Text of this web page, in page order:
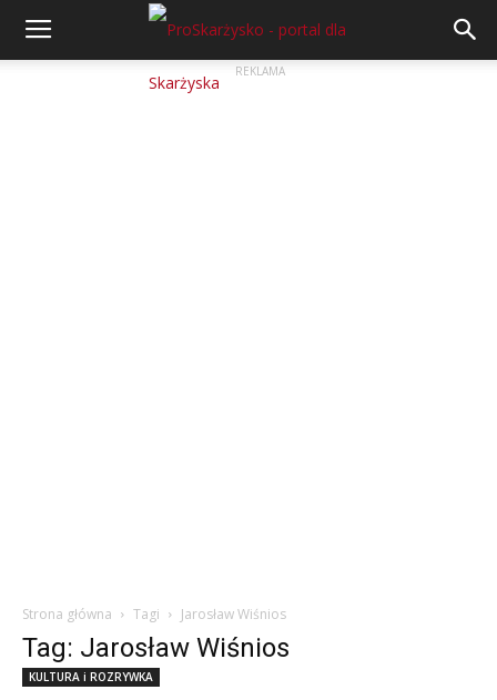
REKLAMA
Strona główna Tagi Jarosław Wiśnios
Tag: Jarosław Wiśnios
KULTURA i ROZRYWKA